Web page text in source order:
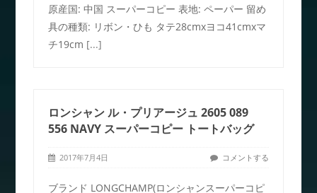
原産国: 中国 スーパーコピー 表地: ペーパー 留め
具の種類: リボン・ひも タテ28cmxヨコ41cmxマ
チ19cm [...]
ロンシャン ル・プリアージュ 2605 089
556 NAVY スーパーコピー トートバッグ
2017年7月4日 コメントする
ブランド LONGCHAMP(ロンシャンスーパーコピ